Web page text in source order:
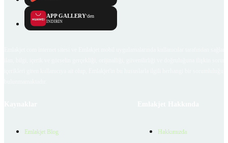
APP GALLERY'den
İNDİRİN
Emlakjet Blog Hakkımızda